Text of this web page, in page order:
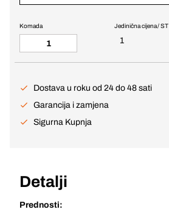
Jedinična cijena / ST
1
Komada
Dostava u roku od 24 do 48 sati
Garancija i zamjena
Sigurna Kupnja
Detalji
Prednosti: